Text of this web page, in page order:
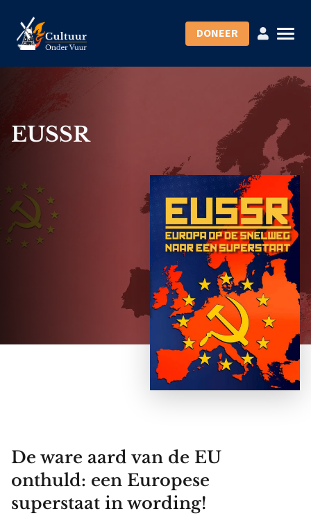
DONEER
EUSSR
De ware aard van de EU
onthuld: een Europese
superstaat in wording!